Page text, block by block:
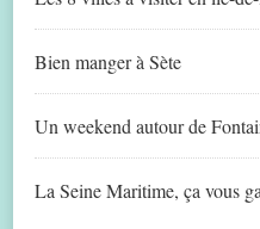
Bien manger à Sète
Un weekend autour de
La Seine Maritime, ça vous